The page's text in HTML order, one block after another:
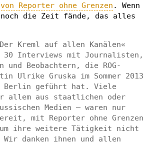
Reporter ohne Grenzen . Wenn
die Zeit fände, das alles
Kreml auf allen Kanälen«
Interviews mit Journalisten,
und Beobachtern, die ROG-
Ulrike Gruska im Sommer 2013
Berlin geführt hat. Viele
allem aus staatlichen oder
Medien – waren nur
mit Reporter ohne Grenzen
ihre weitere Tätigkeit nicht
Wir danken ihnen und allen